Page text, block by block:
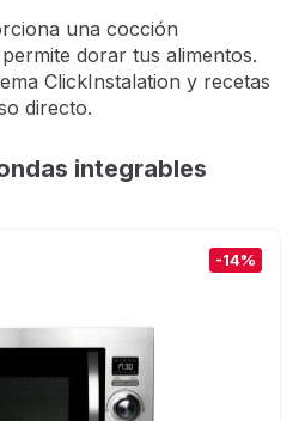
una cocción
dorar tus alimentos.
ClickInstalation y recetas
directo.
integrables
-14%